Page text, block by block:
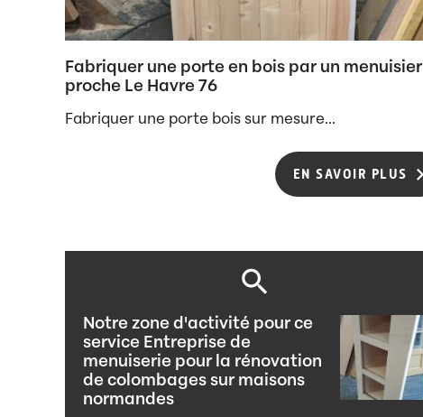
Fabriquer une porte en bois par un menuisier
proche Le Havre 76
Fabriquer une porte bois sur mesure...
EN SAVOIR PLUS
Notre zone d'activité pour ce
service Entreprise de
menuiserie pour la rénovation
de colombages sur maisons
normandes